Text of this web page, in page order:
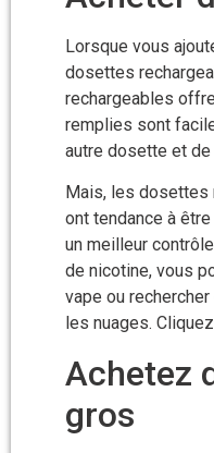
Lorsque vous
dosettes
rechargeables
remplies sont
autre dosette et de
Mais, les dosettes
ont tendance à
un meilleur
de nicotine, vous
vape ou
les nuages.
Achetez
gros